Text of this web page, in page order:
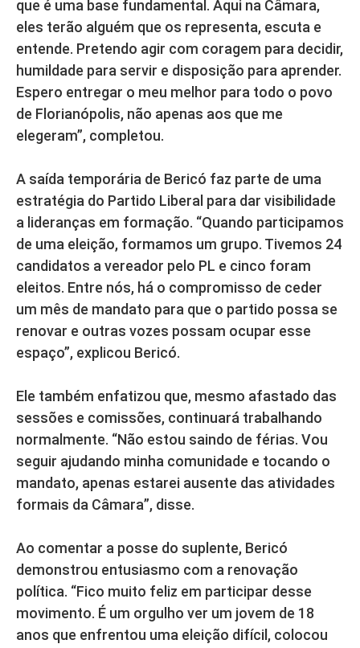
que é uma base fundamental. Aqui na Câmara,
eles terão alguém que os representa, escuta e
entende. Pretendo agir com coragem para decidir,
humildade para servir e disposição para aprender.
Espero entregar o meu melhor para todo o povo
de Florianópolis, não apenas aos que me
elegeram”, completou.
A saída temporária de Bericó faz parte de uma
estratégia do Partido Liberal para dar visibilidade
a lideranças em formação. “Quando participamos
de uma eleição, formamos um grupo. Tivemos 24
candidatos a vereador pelo PL e cinco foram
eleitos. Entre nós, há o compromisso de ceder
um mês de mandato para que o partido possa se
renovar e outras vozes possam ocupar esse
espaço”, explicou Bericó.
Ele também enfatizou que, mesmo afastado das
sessões e comissões, continuará trabalhando
normalmente. “Não estou saindo de férias. Vou
seguir ajudando minha comunidade e tocando o
mandato, apenas estarei ausente das atividades
formais da Câmara”, disse.
Ao comentar a posse do suplente, Bericó
demonstrou entusiasmo com a renovação
política. “Fico muito feliz em participar desse
movimento. É um orgulho ver um jovem de 18
anos que enfrentou uma eleição difícil, colocou